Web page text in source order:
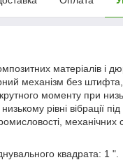
матеріалів і
механізм без
моменту при
рівні вібрації
механічних
квадрата: 1 ".